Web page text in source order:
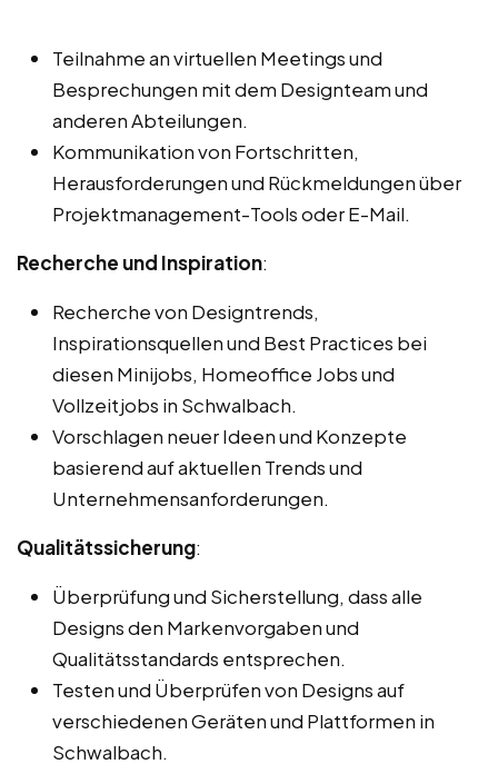
Teilnahme an virtuellen Meetings und
Besprechungen mit dem Designteam und
anderen Abteilungen.
Kommunikation von Fortschritten,
Herausforderungen und Rückmeldungen über
Projektmanagement-Tools oder E-Mail.
Recherche und Inspiration:
Recherche von Designtrends,
Inspirationsquellen und Best Practices bei
diesen Minijobs, Homeoffice Jobs und
Vollzeitjobs in Schwalbach.
Vorschlagen neuer Ideen und Konzepte
basierend auf aktuellen Trends und
Unternehmensanforderungen.
Qualitätssicherung:
Überprüfung und Sicherstellung, dass alle
Designs den Markenvorgaben und
Qualitätsstandards entsprechen.
Testen und Überprüfen von Designs auf
verschiedenen Geräten und Plattformen in
Schwalbach.